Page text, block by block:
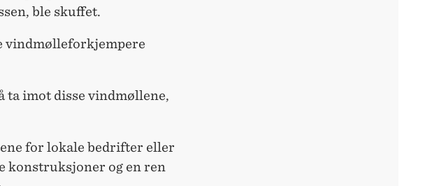
ble skuffet.
vindmølleforkjempere
imot disse vindmøllene,
for lokale bedrifter eller
konstruksjoner og en ren